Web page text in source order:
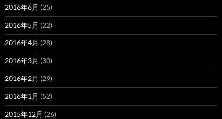
2016年6月 (25)
2016年5月 (22)
2016年4月 (28)
2016年3月 (30)
2016年2月 (29)
2016年1月 (52)
2015年12月 (26)